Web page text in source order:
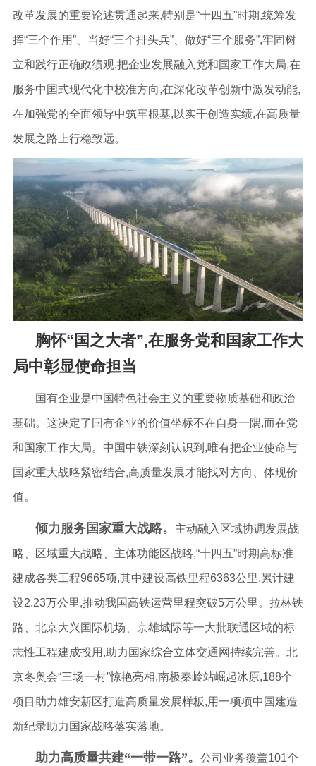
改革发展的重要论述贯通起来,特别是“十四五”时期,统筹发
挥“三个作用”、当好“三个排头兵”、做好“三个服务”,牢固树
立和践行正确政绩观,把企业发展融入党和国家工作大局,在
服务中国式现代化中校准方向,在深化改革创新中激发动能,
在加强党的全面领导中筑牢根基,以实干创造实绩,在高质量
发展之路上行稳致远。
胸怀“国之大者”,在服务党和国家工作大
局中彰显使命担当
国有企业是中国特色社会主义的重要物质基础和政治
基础。这决定了国有企业的价值坐标不在自身一隅,而在党
和国家工作大局。中国中铁深刻认识到,唯有把企业使命与
国家重大战略紧密结合,高质量发展才能找对方向、体现价
值。
倾力服务国家重大战略。 主动融入区域协调发展战
略、区域重大战略、主体功能区战略,“十四五”时期高标准
建成各类工程9665项,其中建设高铁里程6363公里,累计建
设2.23万公里,推动我国高铁运营里程突破5万公里。拉林铁
路、北京大兴国际机场、京雄城际等一大批联通区域的标
志性工程建成投用,助力国家综合立体交通网持续完善。北
京冬奥会“三场一村”惊艳亮相,南极秦岭站崛起冰原,188个
项目助力雄安新区打造高质量发展样板,用一项项中国建造
新纪录助力国家战略落实落地。
助力高质量共建“一带一路”。 公司业务覆盖101个